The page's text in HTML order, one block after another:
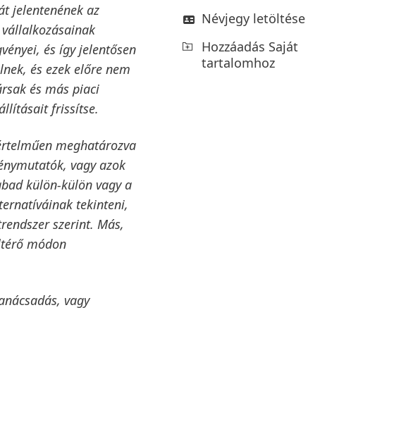
jelentenének az
és így jelentősen
és ezek előre nem
és más piaci
frissítse.
meghatározva
vagy azok
külön-külön vagy a
tekinteni,
szerint. Más,
módon
vagy
Névjegy letöltése
Hozzáadás Saját
tartalomhoz